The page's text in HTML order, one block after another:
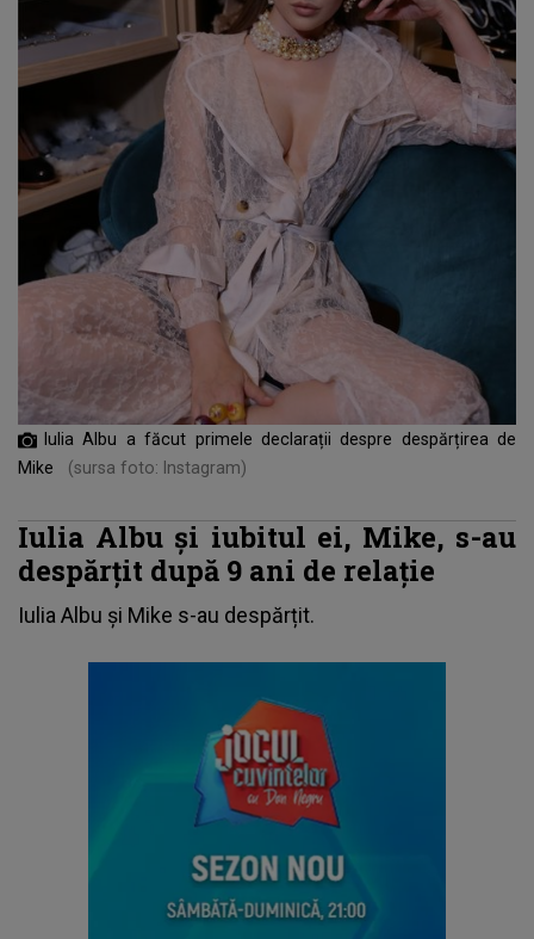
Iulia Albu a făcut primele declarații despre despărțirea de
Mike
(sursa foto: Instagram)
Iulia Albu și iubitul ei, Mike, s-au
despărțit după 9 ani de relație
Iulia Albu și Mike s-au despărțit.